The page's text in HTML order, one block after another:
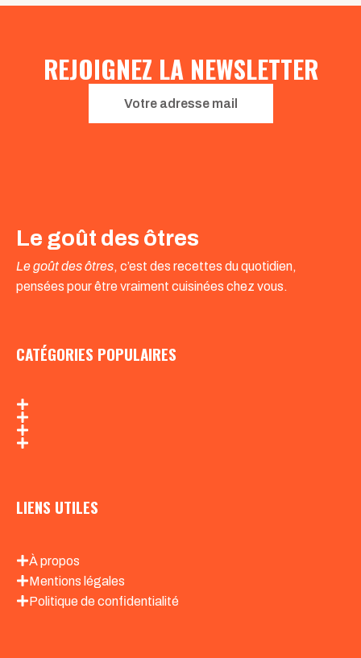
REJOIGNEZ LA NEWSLETTER
Votre adresse mail
Le goût des ôtres
Le goût des ôtres, c’est des recettes du quotidien,
pensées pour être vraiment cuisinées chez vous.
CATÉGORIES POPULAIRES
LIENS UTILES
À propos
Mentions légales
Politique de confidentialité